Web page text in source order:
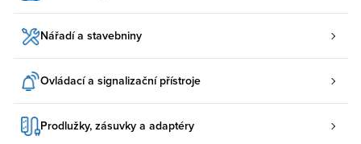
Nářadí a stavebniny
Ovládací a signalizační přístroje
Prodlužky, zásuvky a adaptéry